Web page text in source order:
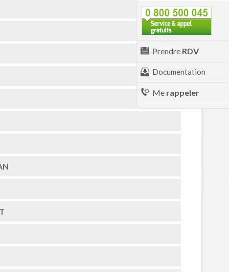
Prendre RDV
Documentation
Me rappeler